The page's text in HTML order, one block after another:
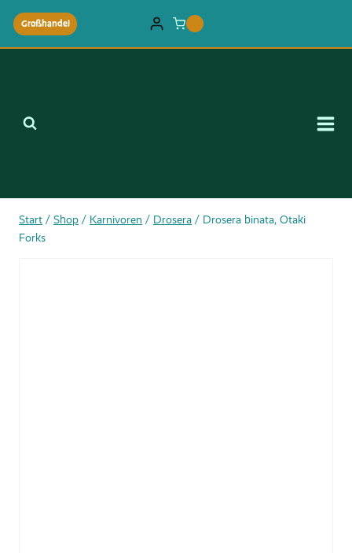
Zum
Inhalt
springen
Großhandel
Start / Shop / Karnivoren / Drosera / Drosera binata, Otaki
Forks